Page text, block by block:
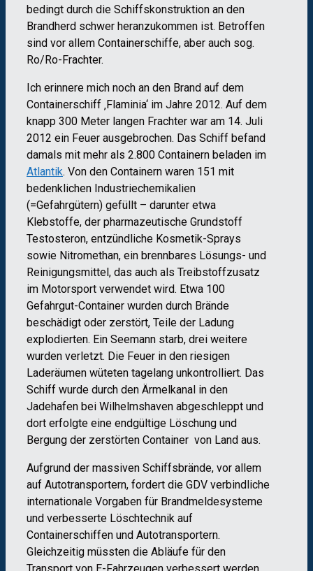
bedingt durch die Schiffskonstruktion an den
Brandherd schwer heranzukommen ist. Betroffen
sind vor allem Containerschiffe, aber auch sog.
Ro/Ro-Frachter.
Ich erinnere mich noch an den Brand auf dem
Containerschiff ‚Flaminia‘ im Jahre 2012. Auf dem
knapp 300 Meter langen Frachter war am 14. Juli
2012 ein Feuer ausgebrochen. Das Schiff befand
damals mit mehr als 2.800 Containern beladen im
Atlantik. Von den Containern waren 151 mit
bedenklichen Industriechemikalien
(=Gefahrgütern) gefüllt – darunter etwa
Klebstoffe, der pharmazeutische Grundstoff
Testosteron, entzündliche Kosmetik-Sprays
sowie Nitromethan, ein brennbares Lösungs- und
Reinigungsmittel, das auch als Treibstoffzusatz
im Motorsport verwendet wird. Etwa 100
Gefahrgut-Container wurden durch Brände
beschädigt oder zerstört, Teile der Ladung
explodierten. Ein Seemann starb, drei weitere
wurden verletzt. Die Feuer in den riesigen
Laderäumen wüteten tagelang unkontrolliert. Das
Schiff wurde durch den Ärmelkanal in den
Jadehafen bei Wilhelmshaven abgeschleppt und
dort erfolgte eine endgültige Löschung und
Bergung der zerstörten Container von Land aus.
Aufgrund der massiven Schiffsbrände, vor allem
auf Autotransportern, fordert die GDV verbindliche
internationale Vorgaben für Brandmeldesysteme
und verbesserte Löschtechnik auf
Containerschiffen und Autotransportern.
Gleichzeitig müssten die Abläufe für den